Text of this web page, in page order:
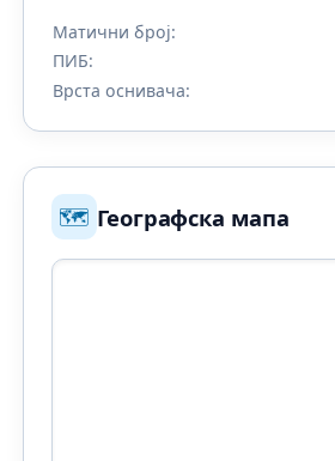
Матични број:
ПИБ:
Врста оснивача:
🗺️ Географска мапа